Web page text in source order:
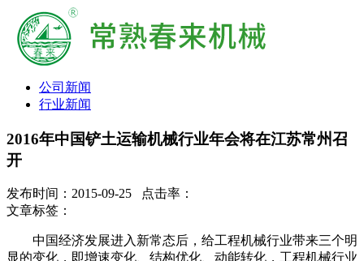
公司新闻
行业新闻
2016年中国铲土运输机械行业年会将在江苏常州召
开
发布时间：2015-09-25 点击率：
文章标签：
中国经济发展进入新常态后，给工程机械行业带来三个明
显的变化，即增速变化、结构优化、动能转化，工程机械行业